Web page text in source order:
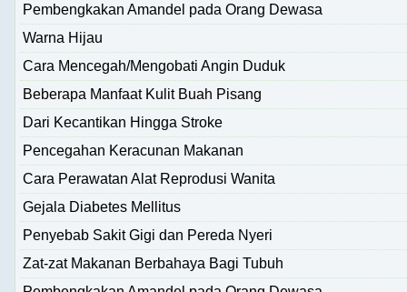
Pembengkakan Amandel pada Orang Dewasa
Warna Hijau
Cara Mencegah/Mengobati Angin Duduk
Beberapa Manfaat Kulit Buah Pisang
Dari Kecantikan Hingga Stroke
Pencegahan Keracunan Makanan
Cara Perawatan Alat Reprodusi Wanita
Gejala Diabetes Mellitus
Penyebab Sakit Gigi dan Pereda Nyeri
Zat-zat Makanan Berbahaya Bagi Tubuh